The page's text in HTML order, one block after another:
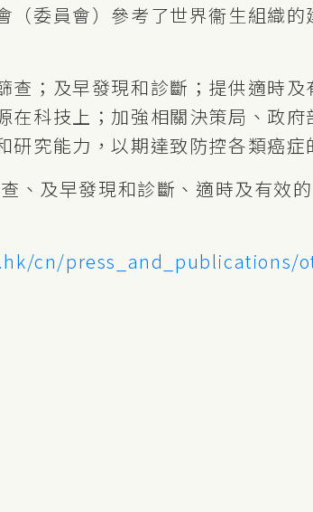
委員會）參考了世界衞生組織的
查；及早發現和診斷；提供適時
科技上；加強相關決策局、政府
究能力，以期達致防控各類癌症
、及早發現和診斷、適時及有效
cn/press_and_publications/